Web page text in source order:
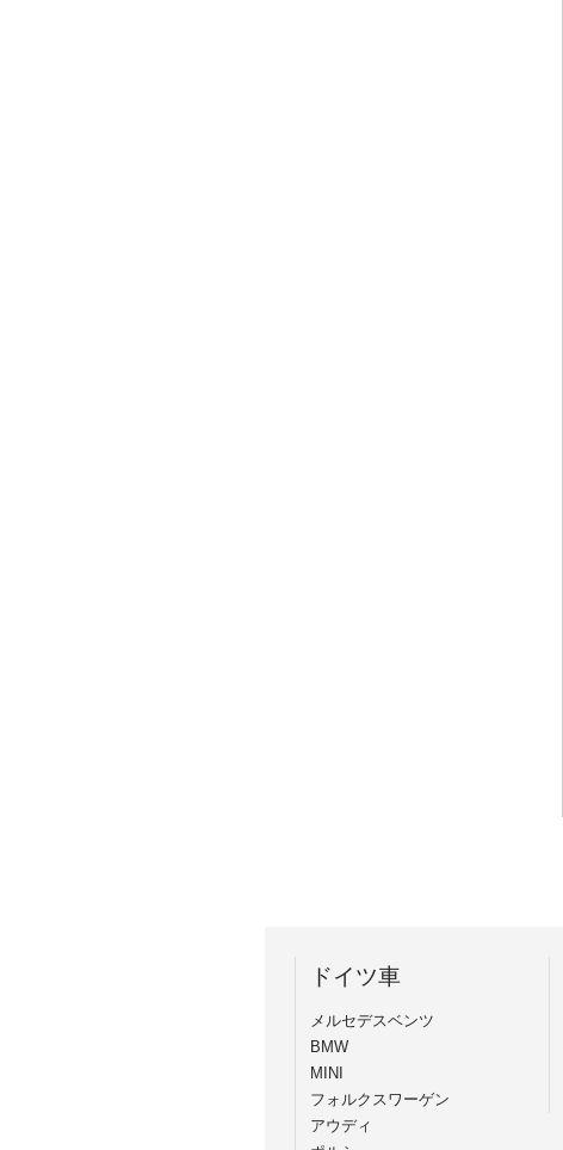
ドイツ車
メルセデスベンツ
BMW
MINI
フォルクスワーゲン
アウディ